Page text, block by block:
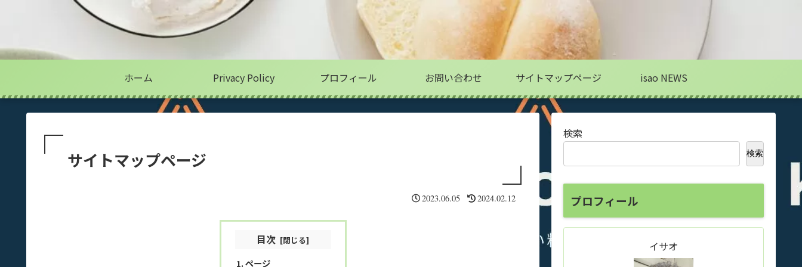
ホーム Privacy Policy プロフィール お問い合わせ サイトマップページ isao NEWS
サイトマップページ
2023.06.05 2024.02.12
目次
ページ
検索
検索
プロフィール
イサオ